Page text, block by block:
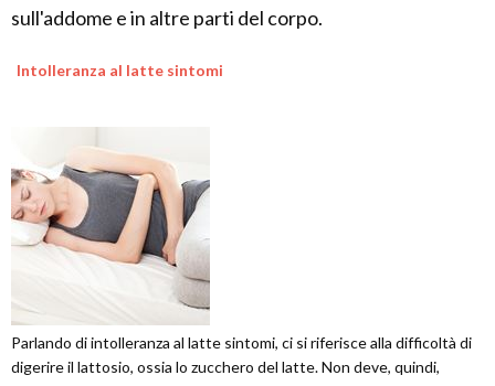
sull'addome e in altre parti del corpo.
Intolleranza al latte sintomi
Parlando di intolleranza al latte sintomi, ci si riferisce alla difficoltà di
digerire il lattosio, ossia lo zucchero del latte. Non deve, quindi,